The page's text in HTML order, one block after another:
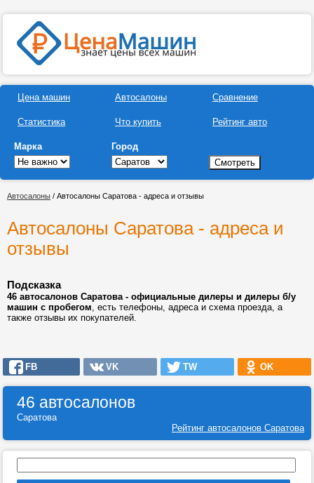
Цена машин
Статистика
Автосалоны
Что купить
Сравнение
Рейтинг авто
Марка Город
Автосалоны / Автосалоны Саратова - адреса и отзывы
Автосалоны Саратова - адреса и
отзывы
Подсказка
46 автосалонов Саратова - официальные дилеры и дилеры б/у
машин с пробегом, есть телефоны, адреса и схема проезда, а
также отзывы их покупателей.
FB VK TW OK
46 автосалонов
Саратова
Рейтинг автосалонов Саратова